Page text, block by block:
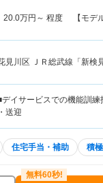
20.0万円～ 程度 【モデル
見川区 ＪＲ総武線「新検
デイサービスでの機能訓
送迎
住宅手当・補助 積